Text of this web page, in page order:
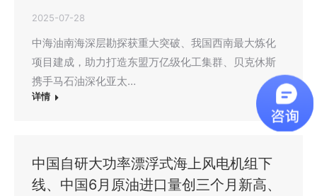
2025-07-28
中海油南海深层勘探获重大突破、我国西南最大炼化
项目建成，助力打造东盟万亿级化工集群、贝克休斯
携手马石油深化亚太…
详情
中国自研大功率漂浮式海上风电机组下
线、中国6月原油进口量创三个月新高、